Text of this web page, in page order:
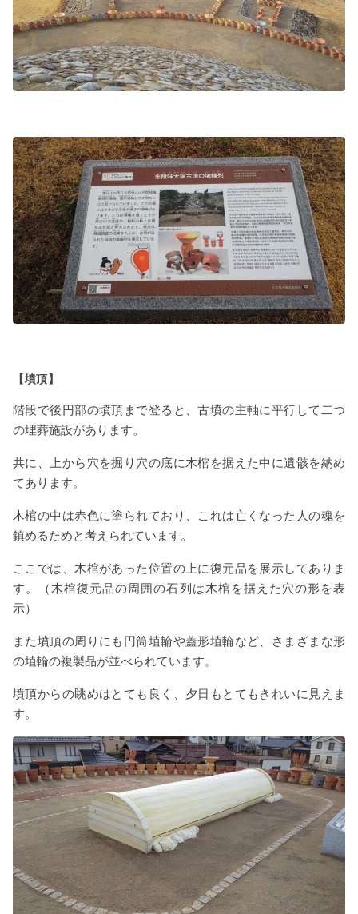
【墳頂】
階段で後円部の墳頂まで登ると、古墳の主軸に平行して二つ
の埋葬施設があります。
共に、上から穴を掘り穴の底に木棺を据えた中に遺骸を納め
てあります。
木棺の中は赤色に塗られており、これは亡くなった人の魂を
鎮めるためと考えられています。
ここでは、木棺があった位置の上に復元品を展示してありま
す。（木棺復元品の周囲の石列は木棺を据えた穴の形を表
示）
また墳頂の周りにも円筒埴輪や蓋形埴輪など、さまざまな形
の埴輪の複製品が並べられています。
墳頂からの眺めはとても良く、夕日もとてもきれいに見えま
す。